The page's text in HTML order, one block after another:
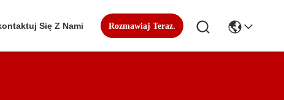
Się Z Nami Rozmawiaj Teraz.